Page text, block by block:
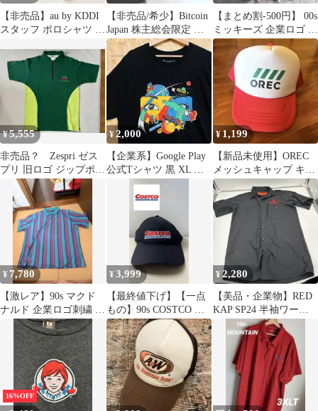
【非売品】au by KDDI
スタッフ ポロシャツ オ
【非売品/希少】Bitcoin
Japan 株主総会限定 企
業Tシャツ L 古着
⁠【まとめ割-500円】 00s
ミッキーズ 企業ロゴ リ
ンガーTシャツ グレー
¥5,555
非売品？ Zespri ゼス
プリ 旧ロゴ ジップポロ
シャツ Mサイズ グ
リーン
¥2,000
【企業系】Google Play
公式Tシャツ 黒 XL ポ
ップ アート
¥ 1,199
【新品未使用】OREC
メッシュキャップ キャ
ップ 帽子 赤 白 オーレ
ック
¥ 7,780
【激レア】90s マクド
ナルド 企業ロゴ刺繍 ス
トライプ ポロシャツ 古
¥3,999
【最終値下げ】【一点
もの】90s COSTCO コ
ストコ HPI キャップ
¥2,280
【美品・企業物】RED
KAP SP24 半袖ワーク
シャツ （日本M相当）
16%OFF